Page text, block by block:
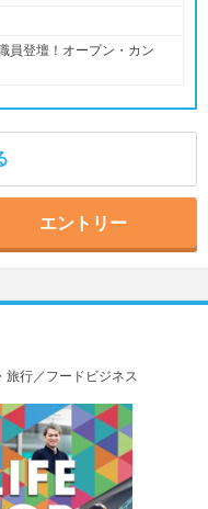
員登壇！オープン・カン
エントリー
旅行／フードビジネス